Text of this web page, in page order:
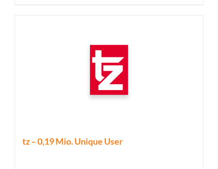
tz – 0,19 Mio. Unique User